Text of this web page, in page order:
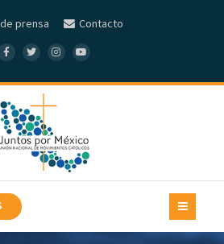
prensa Contacto